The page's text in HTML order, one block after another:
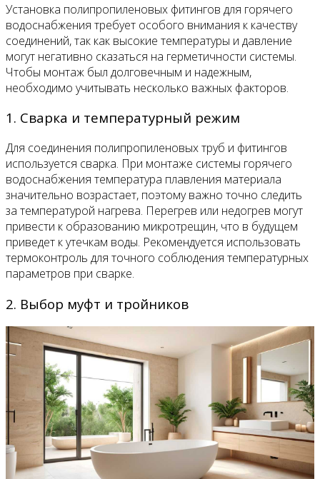
Установка полипропиленовых фитингов для горячего
водоснабжения требует особого внимания к качеству
соединений, так как высокие температуры и давление
могут негативно сказаться на герметичности системы.
Чтобы монтаж был долговечным и надежным,
необходимо учитывать несколько важных факторов.
1. Сварка и температурный режим
Для соединения полипропиленовых труб и фитингов
используется сварка. При монтаже системы горячего
водоснабжения температура плавления материала
значительно возрастает, поэтому важно точно следить
за температурой нагрева. Перегрев или недогрев могут
привести к образованию микротрещин, что в будущем
приведет к утечкам воды. Рекомендуется использовать
термоконтроль для точного соблюдения температурных
параметров при сварке.
2. Выбор муфт и тройников